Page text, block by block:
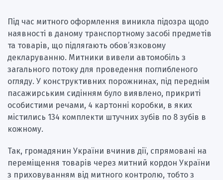
Під час митного оформлення виникла підозра щодо
наявності в даному транспортному засобі предметів
та товарів, що підлягають обов’язковому
декларуванню. Митники вивели автомобіль з
загального потоку для проведення поглибленого
огляду. У конструктивних порожнинах, під переднім
пасажирським сидінням було виявлено, прикриті
особистими речами, 4 картонні коробки, в яких
містились 134 комплекти штучних зубів по 8 зубів в
кожному.
Так, громадянин України вчинив дії, спрямовані на
переміщення товарів через митний кордон України
з приховуванням від митного контролю, тобто з